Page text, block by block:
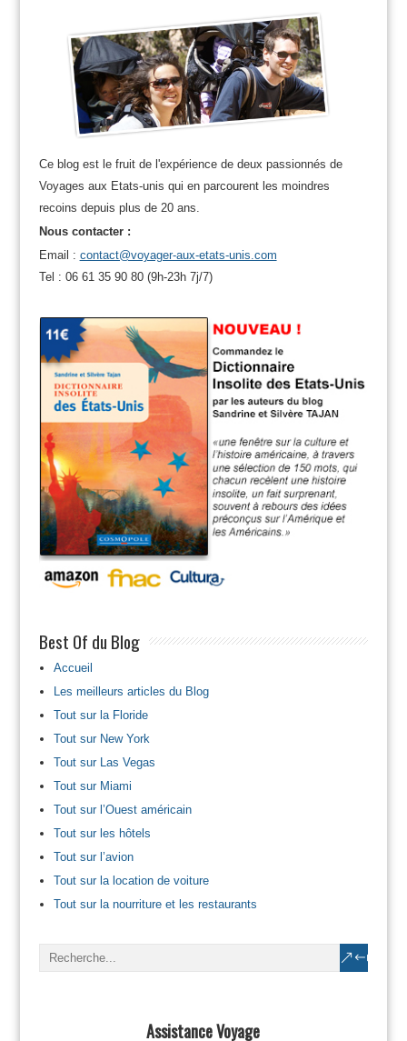
Ce blog est le fruit de l'expérience de deux passionnés de
Voyages aux Etats-unis qui en parcourent les moindres
recoins depuis plus de 20 ans.
Nous contacter :
Email : contact@voyager-aux-etats-unis.com
Tel : 06 61 35 90 80 (9h-23h 7j/7)
Best Of du Blog
Accueil
Les meilleurs articles du Blog
Tout sur la Floride
Tout sur New York
Tout sur Las Vegas
Tout sur Miami
Tout sur l’Ouest américain
Tout sur les hôtels
Tout sur l’avion
Tout sur la location de voiture
Tout sur la nourriture et les restaurants
Assistance Voyage